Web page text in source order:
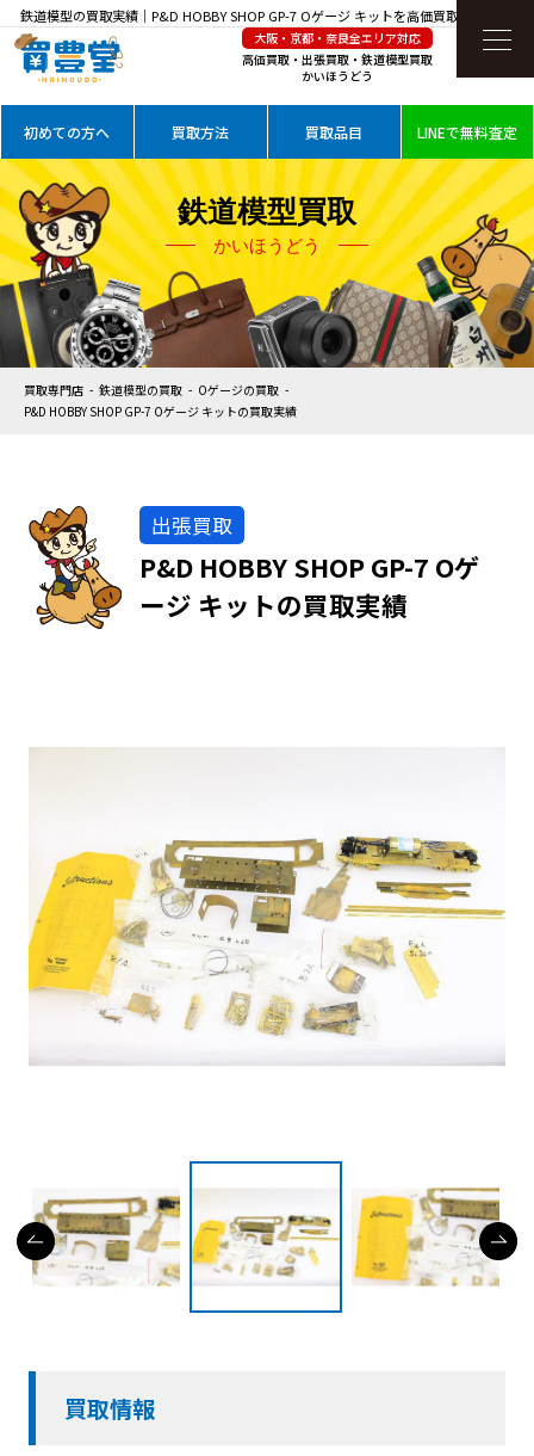
鉄道模型の買取実績｜P&D HOBBY SHOP GP-7 Oゲージ キットを高価買取
大阪・京都・奈良全エリア対応
高価買取・出張買取・鉄道模型買取
かいほうどう
初めての方へ 買取方法 買取品目 LINEで無料査定
鉄道模型買取
かいほうどう
買取専門店 鉄道模型の買取
Oゲージの買取
P&D HOBBY SHOP GP-7 Oゲージ キットの買取実績
出張買取
P&D HOBBY SHOP GP-7 Oゲ
ージ キットの買取実績
買取情報